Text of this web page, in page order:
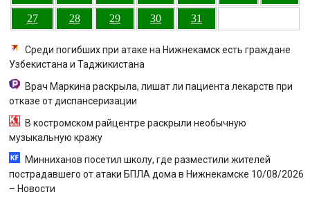
27 28 29 30 31
Среди погибших при атаке на Нижнекамск есть граждане
Узбекистана и Таджикистана
Врач Маркина раскрыла, лишат ли пациента лекарств при
отказе от диспансеризации
В костромском райцентре раскрыли необычную
музыкальную кражу
Минниханов посетил школу, где разместили жителей
пострадавшего от атаки БПЛА дома в Нижнекамске 10/08/2026
– Новости